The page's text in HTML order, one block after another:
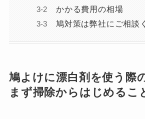
かかる費用の相場
鳩対策は弊社にご相談
鳩よけに漂白剤を使う際
まず掃除からはじめるこ